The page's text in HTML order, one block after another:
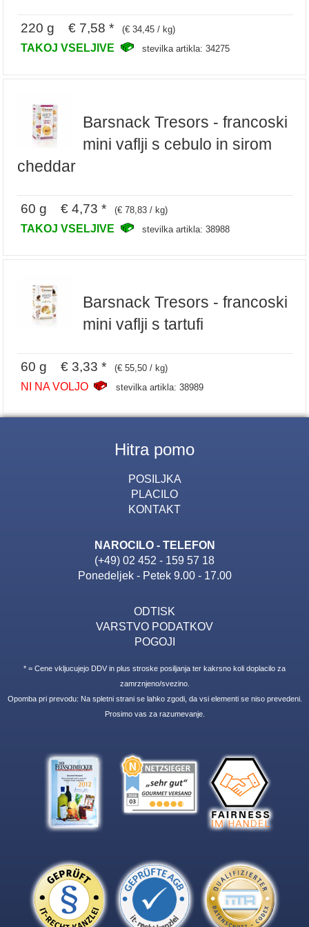
220 g € 7,58 * (€ 34,45 / kg)
TAKOJ VSELJIVE stevilka artikla: 34275
Barsnack Tresors - francoski
mini vaflji s cebulo in sirom
cheddar
60 g € 4,73 * (€ 78,83 / kg)
TAKOJ VSELJIVE stevilka artikla: 38988
Barsnack Tresors - francoski
mini vaflji s tartufi
60 g € 3,33 * (€ 55,50 / kg)
NI NA VOLJO stevilka artikla: 38989
Hitra pomo
POSILJKA
PLACILO
KONTAKT
NAROCILO - TELEFON
(+49) 02 452 - 159 57 18
Ponedeljek - Petek 9.00 - 17.00
ODTISK
VARSTVO PODATKOV
POGOJI
* = Cene vkljucujejo DDV in plus stroske posiljanja ter kakrsno koli doplacilo za
zamrznjeno/svezino.
Opomba pri prevodu: Na spletni strani se lahko zgodi, da vsi elementi se niso prevedeni.
Prosimo vas za razumevanje.